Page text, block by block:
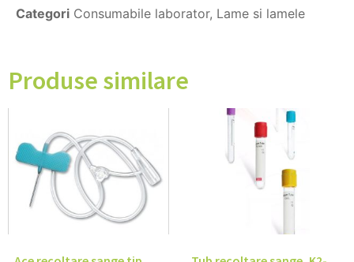
Categori Consumabile laborator, Lame si lamele
Produse similare